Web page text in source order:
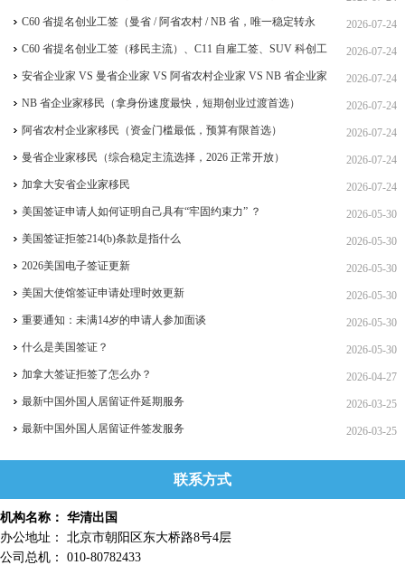
2026-07-24
C60 省提名创业工签（曼省 / 阿省农村 / NB 省，唯一稳定转永
居，重点） 2026-07-24
C60 省提名创业工签（移民主流）、C11 自雇工签、SUV 科创工
签、ICT 跨国高管工签 2026-07-24
安省企业家 VS 曼省企业家 VS 阿省农村企业家 VS NB 省企业家
四合一详细对比（2026 年 7 月最新官方政策） 2026-07-24
NB 省企业家移民（拿身份速度最快，短期创业过渡首选）
2026-07-24
阿省农村企业家移民（资金门槛最低，预算有限首选）
2026-07-24
曼省企业家移民（综合稳定主流选择，2026 正常开放）
2026-07-24
加拿大安省企业家移民
2026-05-30
美国签证申请人如何证明自己具有“牢固约束力” ？
2026-05-30
美国签证拒签214(b)条款是指什么
2026-05-30
2026美国电子签证更新
2026-05-30
美国大使馆签证申请处理时效更新
2026-05-30
重要通知：未满14岁的申请人参加面谈
2026-05-30
什么是美国签证？
2026-04-27
加拿大签证拒签了怎么办？
2026-03-25
最新中国外国人居留证件延期服务
2026-03-25
最新中国外国人居留证件签发服务
联系方式
机构名称： 华清出国
办公地址： 北京市朝阳区东大桥路8号4层
公司总机： 010-80782433